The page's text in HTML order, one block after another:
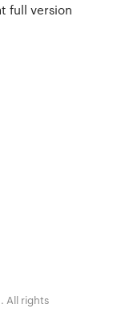
full version
All rights